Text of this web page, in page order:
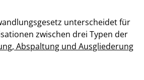
unterscheidet für
zwischen drei Typen der
Abspaltung und Ausgliederung